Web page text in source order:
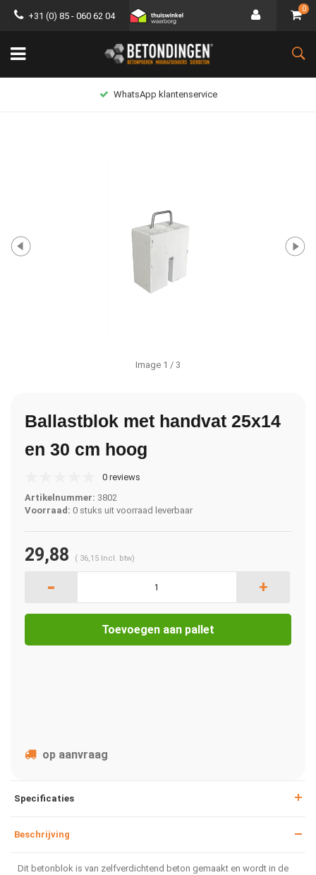
+31 (0) 85 - 060 62 04
0
WhatsApp klantenservice
Image 1 / 3
Ballastblok met handvat 25x14
en 30 cm hoog
0 reviews
Artikelnummer: 3802
Voorraad: 0 stuks uit voorraad leverbaar
29,88 ( 36,15 Incl. btw)
- +
Toevoegen aan pallet
op aanvraag
Specificaties
Beschrijving
Dit betonblok is van zelfverdichtend beton gemaakt en wordt in de